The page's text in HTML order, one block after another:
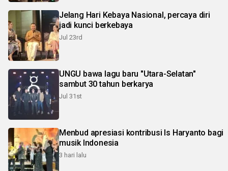
Jelang Hari Kebaya Nasional, percaya diri
jadi kunci berkebaya
Jul 23rd
UNGU bawa lagu baru "Utara-Selatan"
sambut 30 tahun berkarya
Jul 31st
Menbud apresiasi kontribusi Is Haryanto bagi
musik Indonesia
3 hari lalu